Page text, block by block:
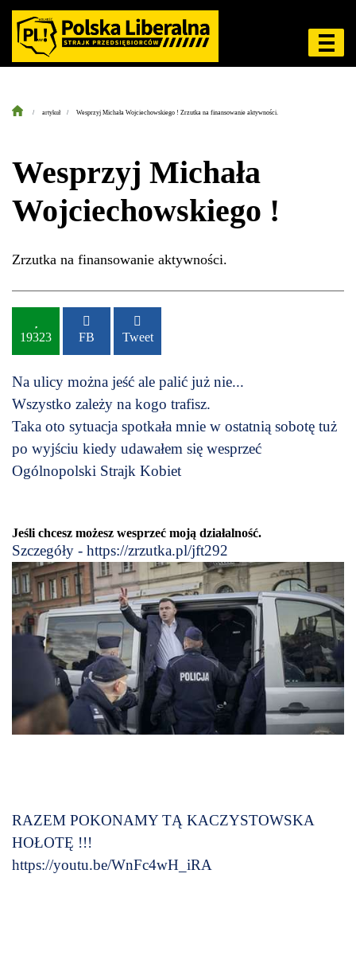
artykuł Wesprzyj Michała Wojciechowskiego ! Zrzutka na finansowanie aktywności.
Wesprzyj Michała
Wojciechowskiego !
Zrzutka na finansowanie aktywności.
19323 FB Tweet
Na ulicy można jeść ale palić już nie...
Wszystko zależy na kogo trafisz.
Taka oto sytuacja spotkała mnie w ostatnią sobotę tuż
po wyjściu kiedy udawałem się wesprzeć
Ogólnopolski Strajk Kobiet
Jeśli chcesz możesz wesprzeć moją działalność.
Szczegóły - https://zrzutka.pl/jft292
RAZEM POKONAMY TĄ KACZYSTOWSKA
HOŁOTĘ !!!
https://youtu.be/WnFc4wH_iRA